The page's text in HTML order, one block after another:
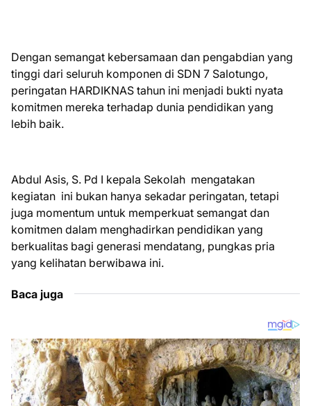
Dengan semangat kebersamaan dan pengabdian yang
tinggi dari seluruh komponen di SDN 7 Salotungo,
peringatan HARDIKNAS tahun ini menjadi bukti nyata
komitmen mereka terhadap dunia pendidikan yang
lebih baik.
Abdul Asis, S. Pd I kepala Sekolah mengatakan
kegiatan ini bukan hanya sekadar peringatan, tetapi
juga momentum untuk memperkuat semangat dan
komitmen dalam menghadirkan pendidikan yang
berkualitas bagi generasi mendatang, pungkas pria
yang kelihatan berwibawa ini.
Baca juga